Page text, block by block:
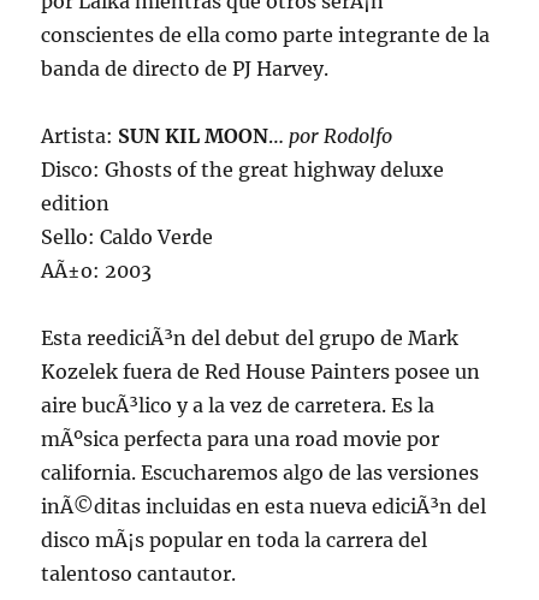
conscientes de ella como parte integrante de la
banda de directo de PJ Harvey.
Artista: SUN KIL MOON… por Rodolfo
Disco: Ghosts of the great highway deluxe
edition
Sello: Caldo Verde
AÃ±o: 2003
Esta reediciÃ³n del debut del grupo de Mark
Kozelek fuera de Red House Painters posee un
aire bucÃ³lico y a la vez de carretera. Es la
mÃºsica perfecta para una road movie por
california. Escucharemos algo de las versiones
inÃ©ditas incluidas en esta nueva ediciÃ³n del
disco mÃ¡s popular en toda la carrera del
talentoso cantautor.